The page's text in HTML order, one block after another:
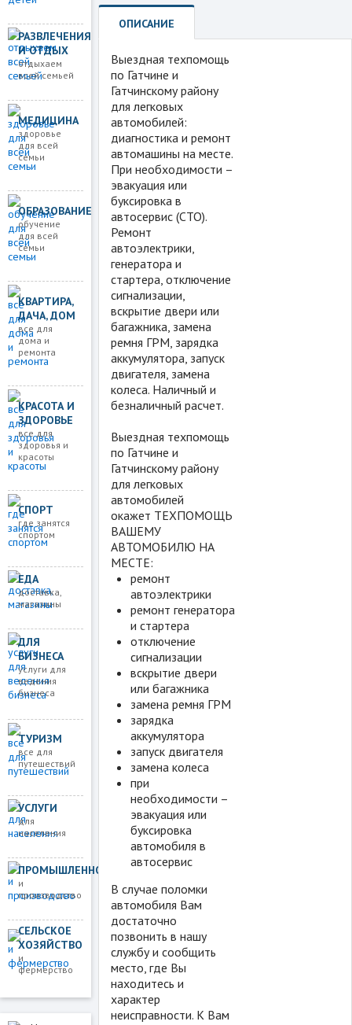
РАЗВЛЕЧЕНИЯ
И ОТДЫХ
отдыхаем
всей семьей
МЕДИЦИНА
здоровье
для всей
семьи
ОБРАЗОВАНИЕ
обучение
для всей
семьи
КВАРТИРА,
ДАЧА, ДОМ
все для
дома и
ремонта
КРАСОТА И
ЗДОРОВЬЕ
все для
здоровья и
красоты
СПОРТ
где занятся
спортом
ЕДА
доставка,
магазины
ДЛЯ
БИЗНЕСА
услуги для
ведения
бизнеса
ТУРИЗМ
все для
путешествий
УСЛУГИ
для
населения
ПРОМЫШЛЕННОСТЬ
и
производство
СЕЛЬСКОЕ
ХОЗЯЙСТВО
и
фермерство
ОПИСАНИЕ
Выездная техпомощь
по Гатчине и
Гатчинскому району
для легковых
автомобилей:
диагностика и ремонт
автомашины на месте.
При необходимости –
эвакуация или
буксировка в
автосервис (СТО).
Ремонт
автоэлектрики,
генератора и
стартера, отключение
сигнализации,
вскрытие двери или
багажника, замена
ремня ГРМ, зарядка
аккумулятора, запуск
двигателя, замена
колеса. Наличный и
безналичный расчет.
Выездная техпомощь
по Гатчине и
Гатчинскому району
для легковых
автомобилей
окажет ТЕХПОМОЩЬ
ВАШЕМУ
АВТОМОБИЛЮ НА
МЕСТЕ:
ремонт
автоэлектрики
ремонт генератора
и стартера
отключение
сигнализации
вскрытие двери
или багажника
замена ремня ГРМ
зарядка
аккумулятора
запуск двигателя
замена колеса
при
необходимости –
эвакуация или
буксировка
автомобиля в
автосервис
В случае поломки
автомобиля Вам
достаточно
позвонить в нашу
службу и сообщить
место, где Вы
находитесь и
характер
неисправности. К Вам